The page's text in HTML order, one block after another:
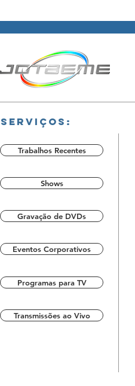
Serviços:
Trabalhos Recentes
Shows
Gravação de DVDs
Eventos Corporativos
Programas para TV
Transmissões ao Vivo